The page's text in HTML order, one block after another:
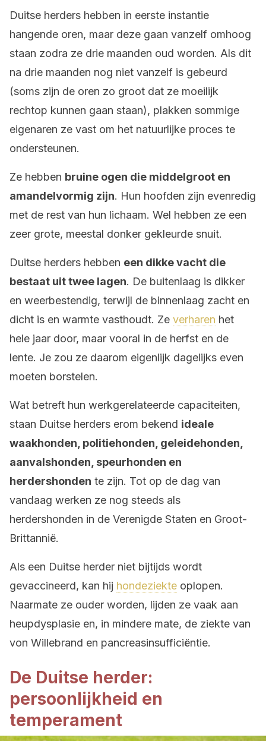
Duitse herders hebben in eerste instantie
hangende oren, maar deze gaan vanzelf omhoog
staan zodra ze drie maanden oud worden. Als dit
na drie maanden nog niet vanzelf is gebeurd ​​
(soms zijn de oren zo groot dat ze moeilijk
rechtop kunnen gaan staan), plakken sommige
eigenaren ze vast om het natuurlijke proces te
ondersteunen.
Ze hebben bruine ogen die middelgroot en
amandelvormig zijn. Hun hoofden zijn evenredig
met de rest van hun lichaam. Wel hebben ze een
zeer grote, meestal donker gekleurde snuit.
Duitse herders hebben een dikke vacht die
bestaat uit twee lagen. De buitenlaag is dikker
en weerbestendig, terwijl de binnenlaag zacht en
dicht is en warmte vasthoudt. Ze verharen het
hele jaar door, maar vooral in de herfst en de
lente. Je zou ze daarom eigenlijk dagelijks even
moeten borstelen.
Wat betreft hun werkgerelateerde capaciteiten,
staan ​​Duitse herders erom bekend ideale
waakhonden, politiehonden, geleidehonden,
aanvalshonden, speurhonden en
herdershonden te zijn. Tot op de dag van
vandaag werken ze nog steeds als
herdershonden in de Verenigde Staten en Groot-
Brittannië.
Als een Duitse herder niet bijtijds wordt
gevaccineerd, kan hij hondeziekte oplopen.
Naarmate ze ouder worden, lijden ze vaak aan
heupdysplasie en, in mindere mate, de ziekte van
von Willebrand en pancreasinsufficiëntie.
De Duitse herder:
persoonlijkheid en
temperament